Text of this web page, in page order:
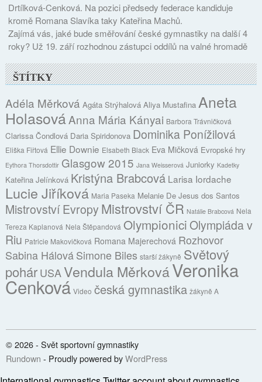
Drtílková-Cenková. Na pozici předsedy federace kandiduje
kromě Romana Slavíka taky Kateřina Machů.
Zajímá vás, jaké bude směřování české gymnastiky na další 4
roky? Už 19. září rozhodnou zástupci oddílů na valné hromadě
ŠTÍTKY
Adéla Měrková Agáta Strýhalová Aliya Mustafina Aneta
HolasováAnna Mária Kányai Barbora Trávničková
Clarissa Čondlová Daria Spiridonova Dominika Ponížilová
Eliška Fiřtová Ellie Downie Elsabeth Black Eva Mičková Evropské hry
Eythora Thorsdottir Glasgow 2015 Jana Weisserová Juniorky Kadetky
Kateřina Jelínková Kristýna Brabcová Larisa Iordache
Lucie Jiříková Maria Paseka Melanie De Jesus dos Santos
Mistrovství Evropy Mistrovství ČR Natálie Brabcová Nela
Tereza Kaplanová Nela Štěpandová OlympioniciOlympiáda v
Riu Patricie Makovičková Romana Majerechová Rozhovor
Sabina HálováSimone Biles starší žákyně Světový
pohárUSAVendula MěrkováVeronika
Cenková Video česká gymnastika žákyně A
© 2026 - Svět sportovní gymnastiky
Rundown - Proudly powered byWordPress